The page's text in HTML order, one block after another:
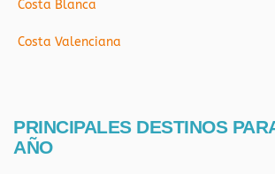
Costa Blanca
Costa Valenciana
PRINCIPALES DESTINOS
AÑO